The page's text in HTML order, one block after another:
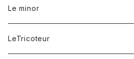
リング
バンダナ
カーディガン
シャツ
ワンピース
Tシャツ
レディース
コート
Le minor
ボトム
LeTricoteur